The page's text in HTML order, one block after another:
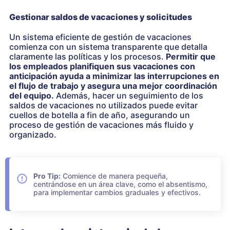
Gestionar saldos de vacaciones y solicitudes
Un sistema eficiente de gestión de vacaciones
comienza con un sistema transparente que detalla
claramente las políticas y los procesos. Permitir que
los empleados planifiquen sus vacaciones con
anticipación ayuda a minimizar las interrupciones en
el flujo de trabajo y asegura una mejor coordinación
del equipo. Además, hacer un seguimiento de los
saldos de vacaciones no utilizados puede evitar
cuellos de botella a fin de año, asegurando un
proceso de gestión de vacaciones más fluido y
organizado.
Pro Tip: Comience de manera pequeña,
centrándose en un área clave, como el absentismo,
para implementar cambios graduales y efectivos.